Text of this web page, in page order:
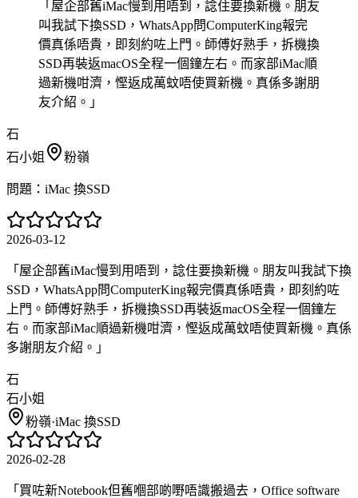
「 屋企部舊iMac慢到用唔到，諗住要換新機。朋友
叫我試下換SSD，WhatsApp問ComputerKing報完
價真係唔貴，即刻約咗上門。師傅好熟手，拆機換
SSD再裝返macOS全程一個鐘左右。而家部iMac順
過新機咁濟，慳返成萬蚊唔使買新機。真係多謝朋
友介紹。 」
石
石小姐
粉嶺
問題： iMac 換SSD
2026-03-12
「 屋企部舊iMac慢到用唔到，諗住要換新機。朋友叫我試下換
SSD，WhatsApp問ComputerKing報完價真係唔貴，即刻約咗
上門。師傅好熟手，拆機換SSD再裝返macOS全程一個鐘左
右。而家部iMac順過新機咁濟，慳返成萬蚊唔使買新機。真係
多謝朋友介紹。 」
石
石小姐
粉嶺·iMac 換SSD
2026-02-28
「 買咗新Notebook但舊嗰部啲嘢唔識搬過去，Office software